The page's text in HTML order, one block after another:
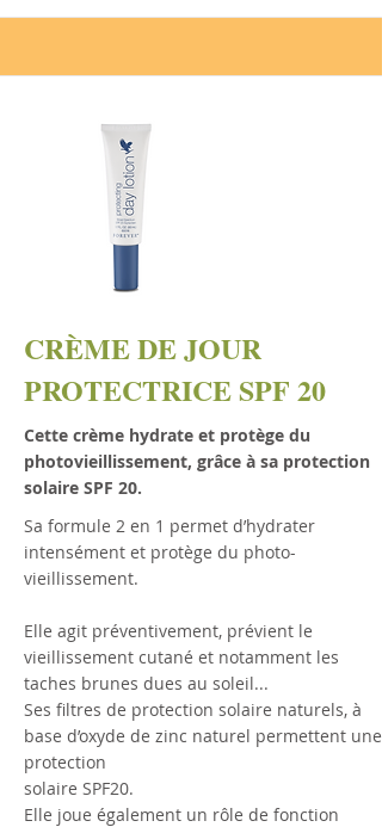
CRÈME DE JOUR
PROTECTRICE SPF 20
Cette crème hydrate et protège du
photovieillissement, grâce à sa protection
solaire SPF 20.
Sa formule 2 en 1 permet d’hydrater
intensément et protège du photo-
vieillissement.
Elle agit préventivement, prévient le
vieillissement cutané et notamment les
taches brunes dues au soleil...
Ses filtres de protection solaire naturels, à
base d’oxyde de zinc naturel permettent une
protection
solaire SPF20.
Elle joue également un rôle de fonction